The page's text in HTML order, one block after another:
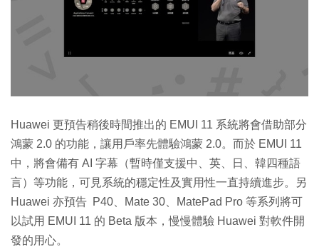
Huawei 更預告稍後時間推出的 EMUI 11 系統將會借助部分
鴻蒙 2.0 的功能，讓用戶率先體驗鴻蒙 2.0。而於 EMUI 11
中，將會備有 AI 字幕（暫時僅支援中、英、日、韓四種語
言）等功能，可見系統的穩定性及實用性一直持續進步。另
Huawei 亦預告 P40、Mate 30、MatePad Pro 等系列將可
以試用 EMUI 11 的 Beta 版本，慢慢體驗 Huawei 對軟件開
發的用心。